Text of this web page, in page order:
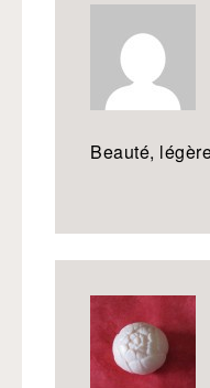
Beauté,